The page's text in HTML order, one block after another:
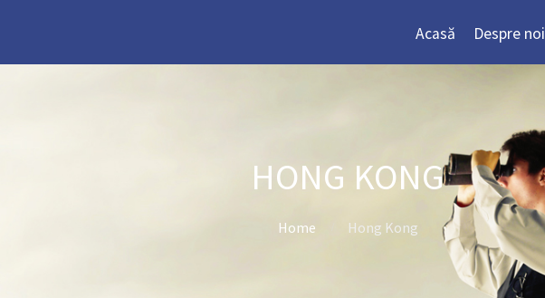
Acasă Despre noi
HONG KONG
Home Hong Kong